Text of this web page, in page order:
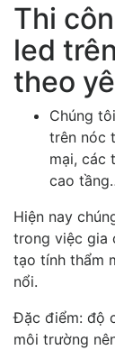
Thi
led
theo
Chúng
trên nóc
mại, các
cao
Hiện nay
trong việc gia
tạo tính thẩm
nổi.
Đặc điểm: độ
môi trường